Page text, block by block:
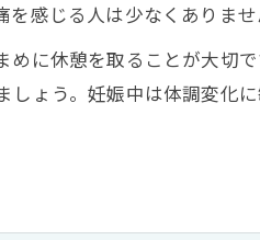
感じる人は少なくありませ
に休憩を取ることが大切
ょう。妊娠中は体調変化